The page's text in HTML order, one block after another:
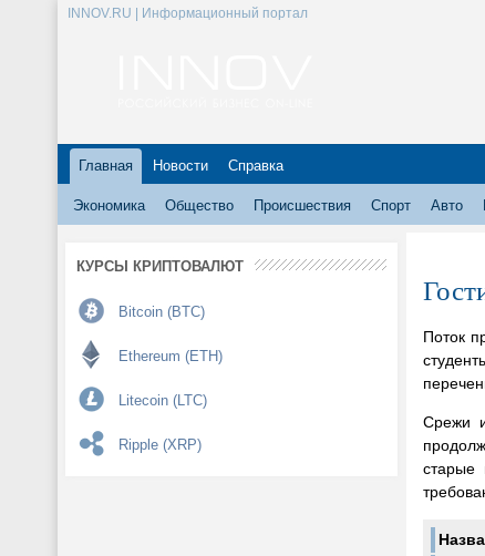
INNOV.RU | Информационный портал
Главная Новости Справка
Экономика Общество Происшествия Спорт Авто
КУРСЫ КРИПТОВАЛЮТ
Bitcoin (BTC)
Ethereum (ETH)
Litecoin (LTC)
Ripple (XRP)
Поток
Срежи
старые